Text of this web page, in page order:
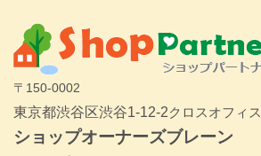
〒150-0002
東京都渋谷区渋谷1-12-2クロスオフィス
ショップオーナーズブレーン